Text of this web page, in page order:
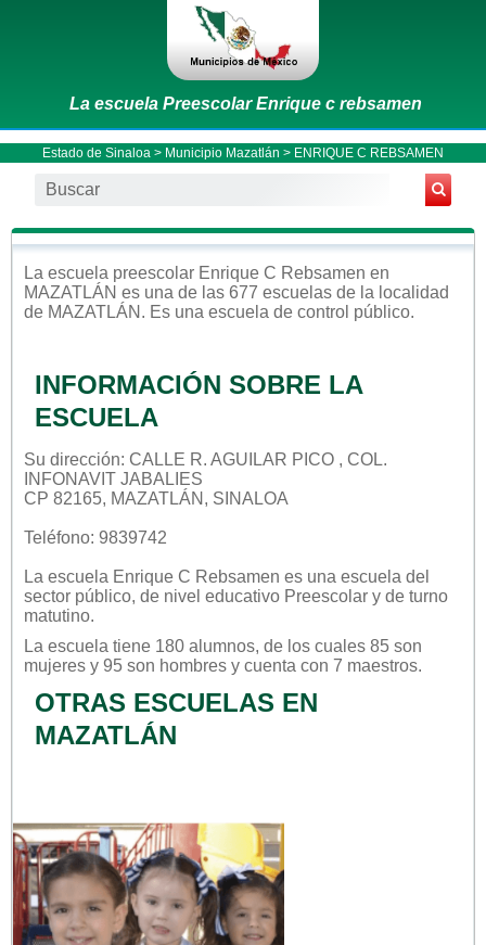
La escuela Preescolar Enrique c rebsamen
Estado de Sinaloa > Municipio Mazatlán > ENRIQUE C REBSAMEN
La escuela preescolar Enrique C Rebsamen en
MAZATLÁN es una de las 677 escuelas de la localidad
de MAZATLÁN . Es una escuela de control público.
INFORMACIÓN SOBRE LA
ESCUELA
Su dirección: CALLE R. AGUILAR PICO , COL.
INFONAVIT JABALIES
CP 82165, MAZATLÁN, SINALOA
Teléfono: 9839742
La escuela Enrique C Rebsamen es una escuela del
sector público, de nivel educativo Preescolar y de turno
matutino.
La escuela tiene 180 alumnos, de los cuales 85 son
mujeres y 95 son hombres y cuenta con 7 maestros.
OTRAS ESCUELAS EN
MAZATLÁN